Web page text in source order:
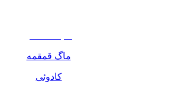
ماگ قمقمه
کادوئی